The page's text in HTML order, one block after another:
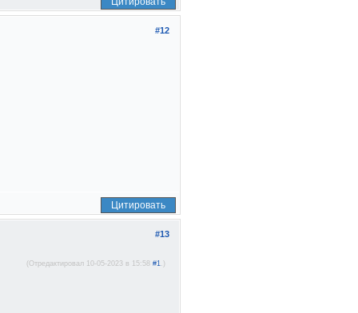
#12
Цитировать
#13
(Отредактировал 10-05-2023 в 15:58 #1.)